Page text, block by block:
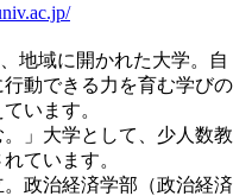
地域に開かれた大学。自
動できる力を育む学びの
います。
。」大学として、少人数教
ています。
。政治経済学部（政治経済